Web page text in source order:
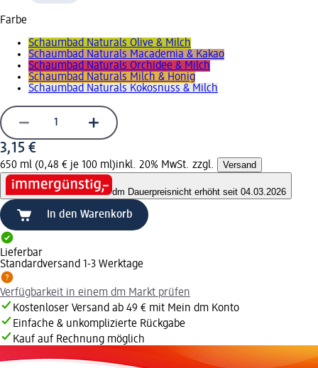
Farbe
Schaumbad Naturals Olive & Milch
Schaumbad Naturals Macademia & Kakao
Schaumbad Naturals Orchidee & Milch
Schaumbad Naturals Milch & Honig
Schaumbad Naturals Kokosnuss & Milch
3,15 €
650 ml (0,48 € je 100 ml)inkl. 20% MwSt. zzgl. Versand
dm Dauerpreisnicht erhöht seit 04.03.2026
In den Warenkorb
Lieferbar
Standardversand 1-3 Werktage
Verfügbarkeit in einem dm Markt prüfen
Kostenloser Versand ab 49 € mit Mein dm Konto
Einfache & unkomplizierte Rückgabe
Kauf auf Rechnung möglich